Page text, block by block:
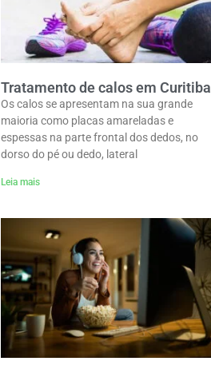
Tratamento de calos em Curitiba
Os calos se apresentam na sua grande
maioria como placas amareladas e
espessas na parte frontal dos dedos, no
dorso do pé ou dedo, lateral
Leia mais